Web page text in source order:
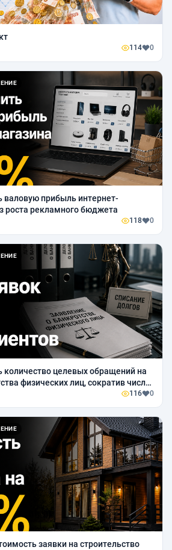
114 0
валовую прибыль интернет-
роста рекламного бюджета
118 0
количество целевых обращений на
физических лиц, сократив число
116 0
заявки на строительство